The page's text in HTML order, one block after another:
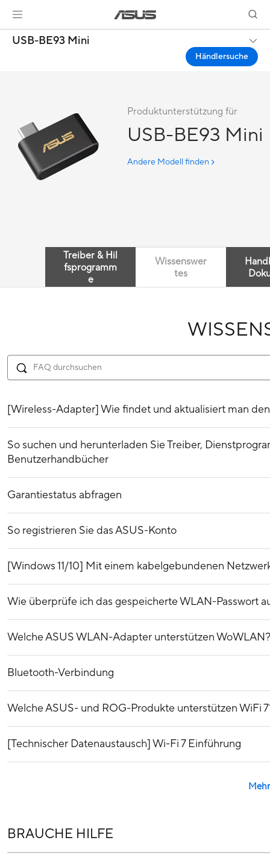
USB-BE93 Mini
Händlersuche
Produktunterstützung für
USB-BE93 Mini
Andere Modell finden
Treiber & Hil
fsprogramm
e
Wissenswer
tes
BRAUCHE HILFE
[Wireless-Adapter] Wie findet und aktualisiert man
So suchen und herunterladen Sie Treiber,
Benutzerhandbücher
Garantiestatus abfragen
So registrieren Sie das ASUS-Konto
[Windows 11/10] Mit einem kabelgebundenen
Wie überprüfe ich das gespeicherte WLAN-Passwort
Welche ASUS WLAN-Adapter unterstützen WoWLAN?
Bluetooth-Verbindung
Welche ASUS- und ROG-Produkte unterstützen WiFi
[Technischer Datenaustausch] Wi-Fi 7 Einführung